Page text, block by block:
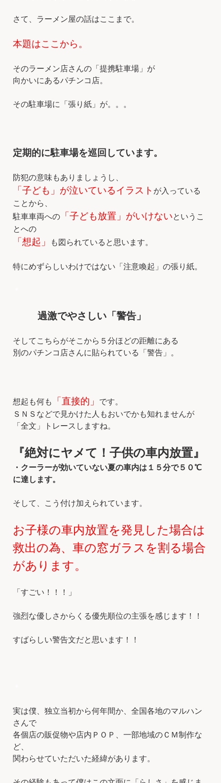
さて、ラーメン屋の話はここまで。
本題はここから。
そのラーメン店さんの「提携駐車場」が
向かいにあるパチンコ店。
その駐車場に「張り紙」が。。。
定期的に駐車場を巡回しています。
防犯の意味もありましょうし、
「子ども」が泣いているイラスト が入っている
ことから、
駐車車両への
「子ども放置」がいけないというこ
とへの
「想起」 も図られていると思います。
特にめずらしいわけではない「注意喚起」の張り紙。
過激でやさしい「警告」
そしてこちらがそこから５分ほどの距離にある
別のパチンコ店さんに貼られている「警告」。
想起も何も 「直接的」
です。
ＳＮＳなどで見かけた人もおいでかも知れませんが
「全文」トレースしますね。
『絶対にヤメて！子供の車内放置』
・クーラーが効いていない夏の車内は１５分で５０℃
に達します。
そして、こう付け加えられています。
お子様の車内放置を発見した場合は
救出の為、車の窓ガラスを割る場合
があります。
「すごい！！！」
強烈な優しさからくる優先順位の主張を感じます！！
すばらしい警告文だと思います！！
実は僕、独立当初から何年間か、全国各地のマルハン
さんで
各個店の販促物や店内ＰＯＰ、一部地域のＣＭ制作な
ど、
関わらせていただいた経緯があります。